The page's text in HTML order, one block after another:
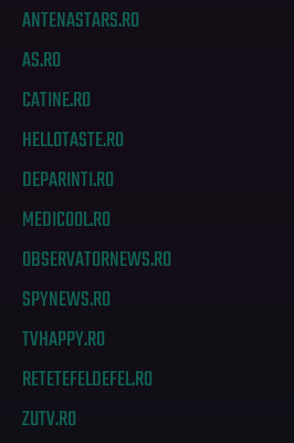
ANTENASTARS.RO
AS.RO
CATINE.RO
HELLOTASTE.RO
DEPARINTI.RO
MEDICOOL.RO
OBSERVATORNEWS.RO
SPYNEWS.RO
TVHAPPY.RO
RETETEFELDEFEL.RO
ZUTV.RO